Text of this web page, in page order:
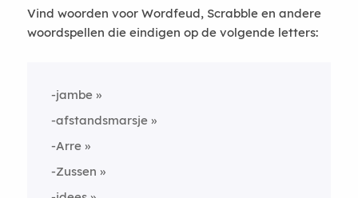
Vind woorden voor Wordfeud, Scrabble en andere
woordspellen die eindigen op de volgende letters:
-jambe
-afstandsmarsje
-Arre
-Zussen